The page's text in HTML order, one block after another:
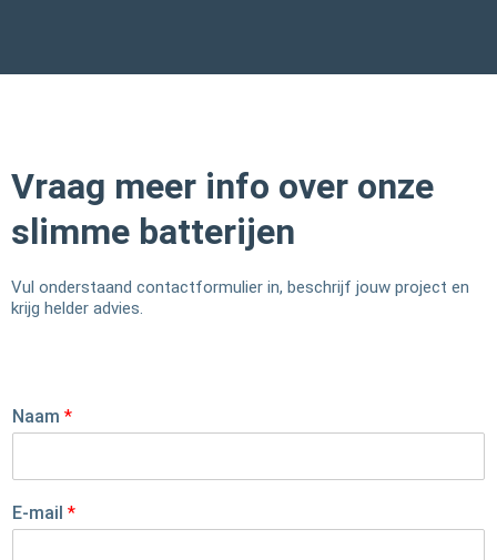
Vraag meer info over onze
slimme batterijen
Vul onderstaand contactformulier in, beschrijf jouw project en
krijg helder advies.
Naam *
E-mail *